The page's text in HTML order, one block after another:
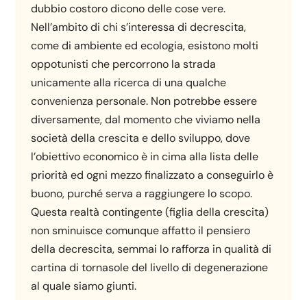
dubbio costoro dicono delle cose vere.
Nell’ambito di chi s’interessa di decrescita,
come di ambiente ed ecologia, esistono molti
oppotunisti che percorrono la strada
unicamente alla ricerca di una qualche
convenienza personale. Non potrebbe essere
diversamente, dal momento che viviamo nella
società della crescita e dello sviluppo, dove
l’obiettivo economico è in cima alla lista delle
priorità ed ogni mezzo finalizzato a conseguirlo è
buono, purché serva a raggiungere lo scopo.
Questa realtà contingente (figlia della crescita)
non sminuisce comunque affatto il pensiero
della decrescita, semmai lo rafforza in qualità di
cartina di tornasole del livello di degenerazione
al quale siamo giunti.